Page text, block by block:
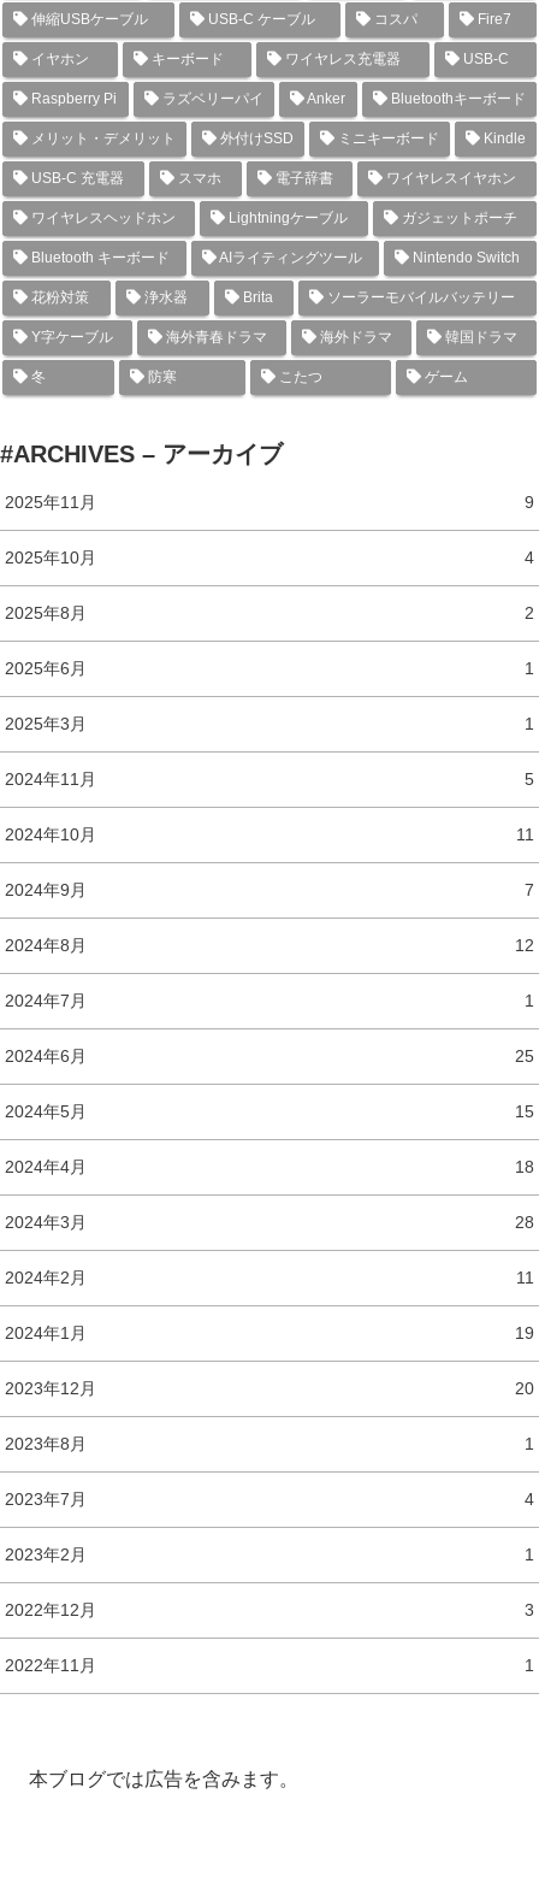
伸縮USBケーブル USB-C ケーブル コスパ Fire7
イヤホン キーボード ワイヤレス充電器 USB-C
Raspberry Pi ラズベリーパイ Anker Bluetoothキーボード
メリット・デメリット 外付けSSD ミニキーボード Kindle
USB-C 充電器 スマホ 電子辞書 ワイヤレスイヤホン
ワイヤレスヘッドホン Lightningケーブル ガジェットポーチ
Bluetooth キーボード AIライティングツール Nintendo Switch
花粉対策 浄水器 Brita ソーラーモバイルバッテリー
Y字ケーブル 海外青春ドラマ 海外ドラマ 韓国ドラマ
冬 防寒 こたつ ゲーム
#ARCHIVES – アーカイブ
2025年11月 9
2025年10月 4
2025年8月 2
2025年6月 1
2025年3月 1
2024年11月 5
2024年10月 11
2024年9月 7
2024年8月 12
2024年7月 1
2024年6月 25
2024年5月 15
2024年4月 18
2024年3月 28
2024年2月 11
2024年1月 19
2023年12月 20
2023年8月 1
2023年7月 4
2023年2月 1
2022年12月 3
2022年11月 1
本ブログでは広告を含みます。